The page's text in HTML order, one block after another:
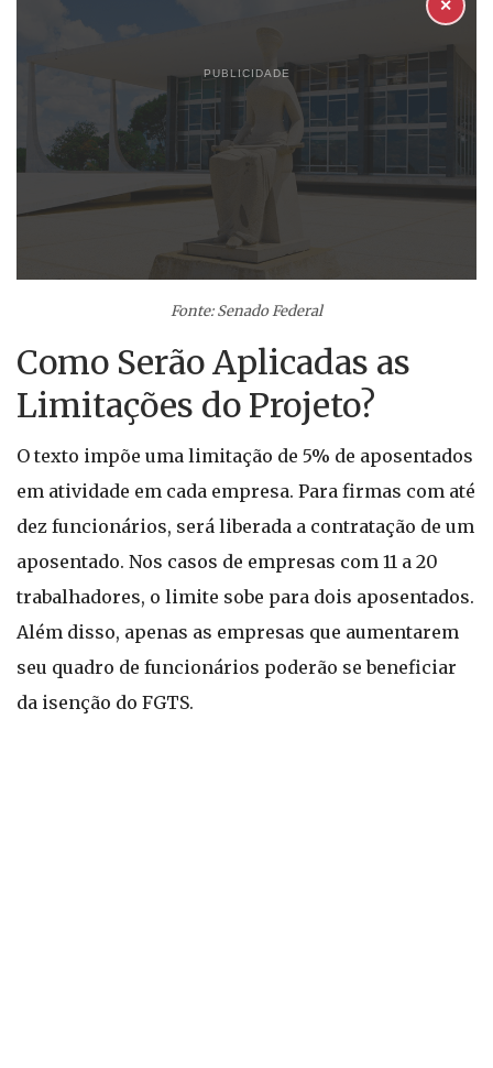
PUBLICIDADE
✕
Fonte: Senado Federal
Como Serão Aplicadas as
Limitações do Projeto?
O texto impõe uma limitação de 5% de aposentados
em atividade em cada empresa. Para firmas com até
dez funcionários, será liberada a contratação de um
aposentado. Nos casos de empresas com 11 a 20
trabalhadores, o limite sobe para dois aposentados.
Além disso, apenas as empresas que aumentarem
seu quadro de funcionários poderão se beneficiar
da isenção do FGTS.